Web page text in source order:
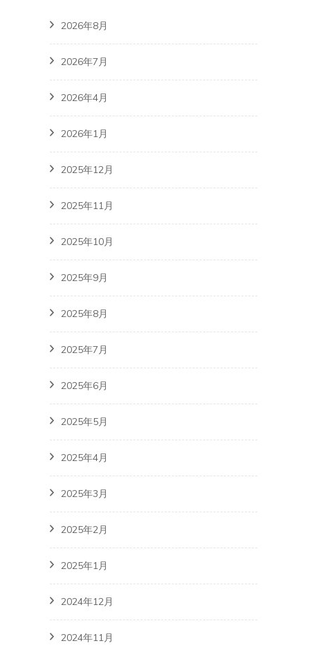
2026年8月
2026年7月
2026年4月
2026年1月
2025年12月
2025年11月
2025年10月
2025年9月
2025年8月
2025年7月
2025年6月
2025年5月
2025年4月
2025年3月
2025年2月
2025年1月
2024年12月
2024年11月